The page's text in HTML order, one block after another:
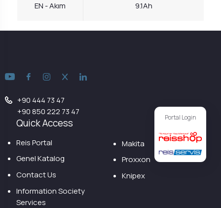
EN - Akım 9.1Ah
Portal Login
+90 444 73 47
+90 850 222 73 47
Quick Access
Reis Portal
Genel Katalog
Contact Us
Information Society
Services
Makita
Proxxon
Knipex